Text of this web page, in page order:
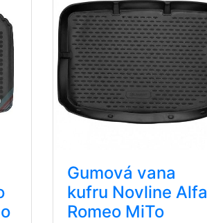
Gumová vana
kufru Novline Alfa
Romeo MiTo